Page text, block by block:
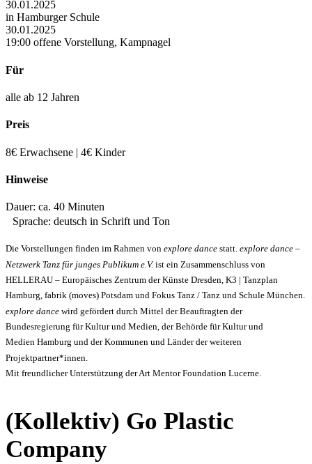
30.01.2025
in Hamburger Schule
30.01.2025
19:00 offene Vorstellung, Kampnagel
Für
alle ab 12 Jahren
Preis
8€ Erwachsene | 4€ Kinder
Hinweise
Dauer: ca. 40 Minuten
Sprache: deutsch in Schrift und Ton
Die Vorstellungen finden im Rahmen von explore dance statt. explore dance –
Netzwerk Tanz für junges Publikum e.V. ist ein Zusammenschluss von
HELLERAU – Europäisches Zentrum der Künste Dresden, K3 | Tanzplan
Hamburg, fabrik (moves) Potsdam und Fokus Tanz / Tanz und Schule München.
explore dance wird gefördert durch Mittel der Beauftragten der
Bundesregierung für Kultur und Medien, der Behörde für Kultur und
Medien Hamburg und der Kommunen und Länder der weiteren
Projektpartner*innen.
Mit freundlicher Unterstützung der Art Mentor Foundation Lucerne.
(Kollektiv) Go Plastic
Company